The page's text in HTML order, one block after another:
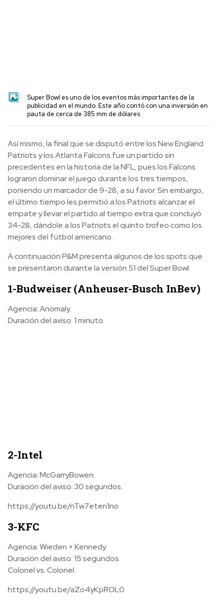
Super Bowl es uno de los eventos más importantes de la
publicidad en el mundo. Este año contó con una inversión en
pauta de cerca de 385 mm de dólares.
Así mismo, la final que se disputó entre los New England
Patriots y los Atlanta Falcons fue un partido sin
precedentes en la historia de la NFL, pues los Falcons
lograron dominar el juego durante los tres tiempos,
poniendo un marcador de 9-28, a su favor. Sin embargo,
el último tiempo les permitió a los Patriots alcanzar el
empate y llevar el partido al tiempo extra que concluyó
34-28, dándole a los Patriots el quinto trofeo como los
mejores del fútbol americano.
A continuación P&M presenta algunos de los spots que
se presentaron durante la versión 51 del Super Bowl.
1-Budweiser (Anheuser-Busch InBev)
Agencia: Anomaly.
Duración del aviso: 1 minuto.
2-Intel
Agencia: McGarryBowen.
Duración del aviso: 30 segundos.
https://youtu.be/nTw7eten1no
3-KFC
Agencia: Wieden + Kennedy.
Duración del aviso: 15 segundos.
Colonel vs. Colonel.
https://youtu.be/aZo4yKpROL0